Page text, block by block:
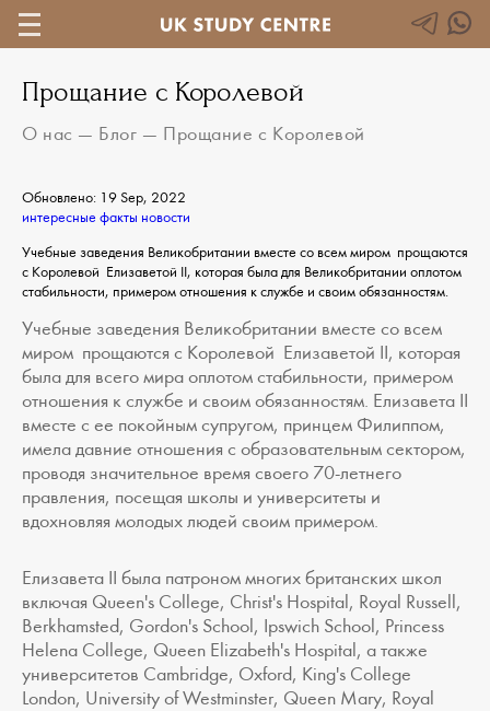
Прощание с Королевой
О нас — Блог — Прощание с Королевой
Обновлено: 19 Sep, 2022
интересные факты новости
Учебные заведения Великобритании вместе со всем миром прощаются
с Королевой Елизаветой II, которая была для Великобритании оплотом
стабильности, примером отношения к службе и своим обязанностям.
Учебные заведения Великобритании вместе со всем
миром прощаются с Королевой Елизаветой II, которая
была для всего мира оплотом стабильности, примером
отношения к службе и своим обязанностям. Елизавета II
вместе с ее покойным супругом, принцем Филиппом,
имела давние отношения с образовательным сектором,
проводя значительное время своего 70-летнего
правления, посещая школы и университеты и
вдохновляя молодых людей своим примером.
Елизавета II была патроном многих британских школ
включая Queen's College, Christ's Hospital, Royal Russell,
Berkhamsted, Gordon's School, Ipswich School, Princess
Helena College, Queen Elizabeth's Hospital, а также
университетов Cambridge, Oxford, King's College
London, University of Westminster, Queen Mary, Royal